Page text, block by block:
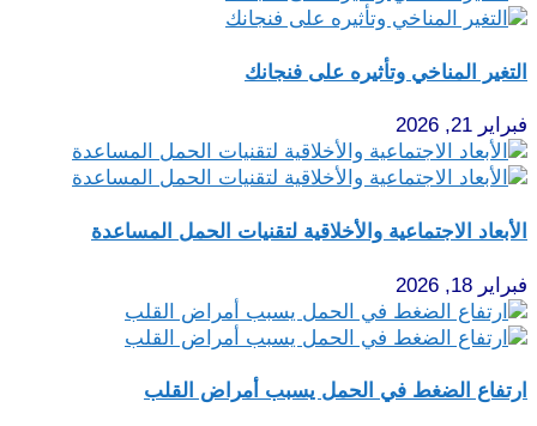
التغير المناخي وتأثيره على فنجانك
فبراير 21, 2026
الأبعاد الاجتماعية والأخلاقية لتقنيات الحمل المساعدة
فبراير 18, 2026
ارتفاع الضغط في الحمل يسبب أمراض القلب